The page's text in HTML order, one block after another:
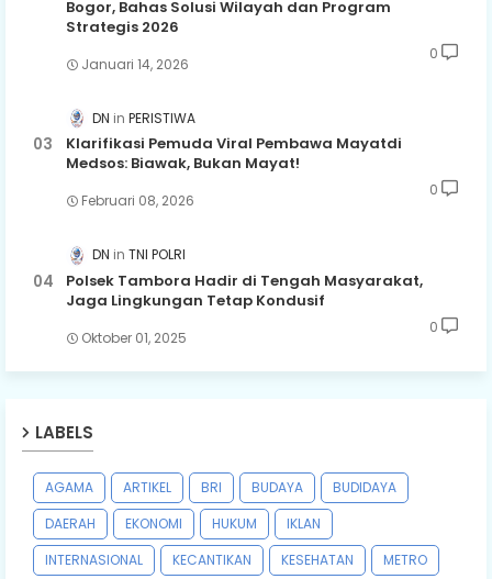
Bogor, Bahas Solusi Wilayah dan Program
Strategis 2026
Januari 14, 2026
0
DN PERISTIWA
Klarifikasi Pemuda Viral Pembawa Mayatdi
Medsos: Biawak, Bukan Mayat!
Februari 08, 2026
0
DN TNI POLRI
Polsek Tambora Hadir di Tengah Masyarakat,
Jaga Lingkungan Tetap Kondusif
Oktober 01, 2025
0
LABELS
AGAMA ARTIKEL BRI BUDAYA
BUDIDAYA
DAERAH
EKONOMI HUKUM
IKLAN
INTERNASIONAL
KECANTIKAN KESEHATAN
METRO